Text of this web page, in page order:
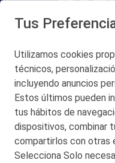
San
©
Tus
Utilizamos cookies
técnicos,
incluyendo anuncios
Estos últimos pueden
tus hábitos de
dispositivos, combinar
compartirlos con otras
Selecciona Solo